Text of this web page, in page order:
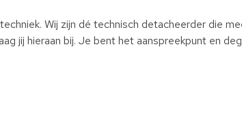
Wij zijn dé technisch detacheerder die
jij hieraan bij. Je bent het aanspreekpunt en